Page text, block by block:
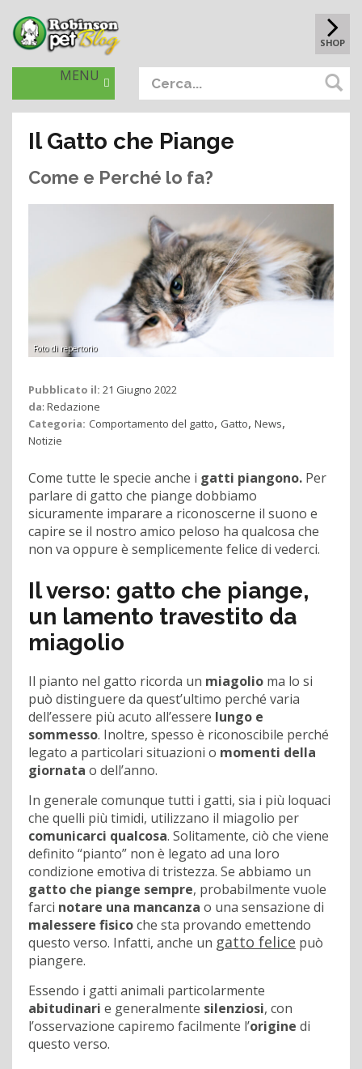
SHOP
MENU
Il Gatto che Piange
Come e Perché lo fa?
Foto di repertorio
Pubblicato il: 21 Giugno 2022
da: Redazione
Categoria: Comportamento del gatto, Gatto, News,
Notizie
Come tutte le specie anche i gatti piangono. Per
parlare di gatto che piange dobbiamo
sicuramente imparare a riconoscerne il suono e
capire se il nostro amico peloso ha qualcosa che
non va oppure è semplicemente felice di vederci.
Il verso: gatto che piange,
un lamento travestito da
miagolio
Il pianto nel gatto ricorda un miagolio ma lo si
può distinguere da quest’ultimo perché varia
dell’essere più acuto all’essere lungo e
sommesso. Inoltre, spesso è riconoscibile perché
legato a particolari situazioni o momenti della
giornata o dell’anno.
In generale comunque tutti i gatti, sia i più loquaci
che quelli più timidi, utilizzano il miagolio per
comunicarci qualcosa. Solitamente, ciò che viene
definito “pianto” non è legato ad una loro
condizione emotiva di tristezza. Se abbiamo un
gatto che piange sempre, probabilmente vuole
farci notare una mancanza o una sensazione di
malessere fisicoche sta provando emettendo
questo verso. Infatti, anche un gatto felice può
piangere.
Essendo i gatti animali particolarmente
abitudinari e generalmente silenziosi, con
l’osservazione capiremo facilmente l’origine di
questo verso.